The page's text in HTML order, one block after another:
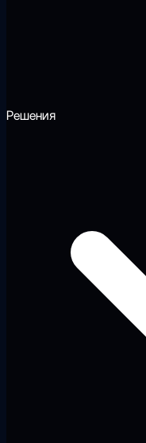
Решения